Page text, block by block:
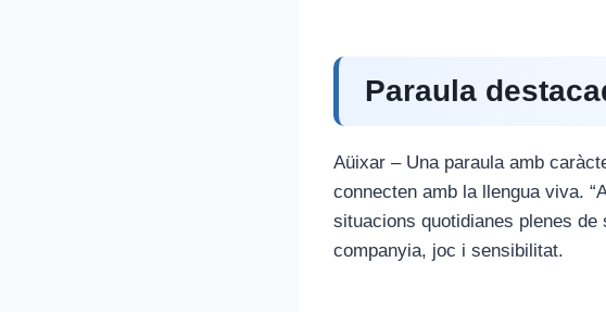
Paraula
Aüixar – Una paraula amb
connecten amb la llengua viva.
situacions quotidianes plenes
companyia, joc i sensibilitat.